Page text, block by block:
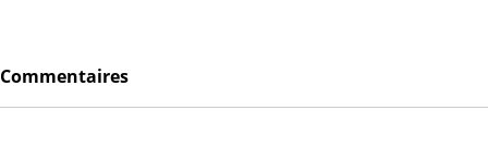
Commentaires